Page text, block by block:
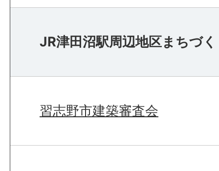
JR津田沼駅周辺地区まちづ
習志野市建築審査会